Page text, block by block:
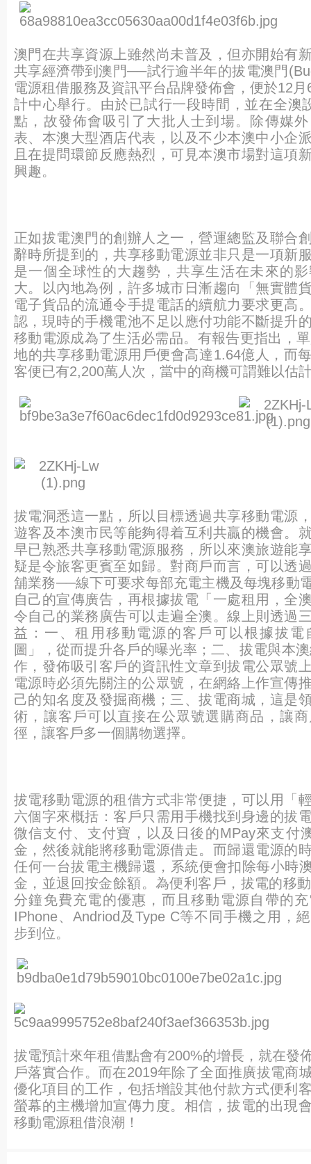
澳門在共享資源上雖然尚未普及，但亦開始有
共享經濟帶到澳門──試行逾半年的拔電澳門
電源租借服務及資訊平台品牌發佈會，便於12
計中心舉行。由於已試行一段時間，並在全澳
點，故發佈會吸引了大批人士到場。除傳媒
表、本澳大型酒店代表，以及不少本澳中小企
且在提問環節反應熱烈，可見本澳市場對這項
興趣。
正如拔電澳門的創辦人之一，營運總監及聯合
辭時所提到的，共享移動電源並非只是一項新
是一個全球性的大趨勢，共享生活在未來的
大。以內地為例，許多城市日漸趨向「無實體
電子貨品的流通令手提電話的續航力要求更高
認，現時的手機電池不足以應付功能不斷提升
移動電源成為了生活必需品。有報告更指出，
地的共享移動電源用戶便會高達1.64億人，而
客便已有2,200萬人次，當中的商機可謂難以估
拔電洞悉這一點，所以目標透過共享移動電源
遊客及本澳市民等能夠得着互利共贏的機會。
早已熟悉共享移動電源服務，所以來澳旅遊能
疑是令旅客更賓至如歸。對商戶而言，可以透
舖業務──線下可要求每部充電主機及每塊移動
自己的宣傳廣告，再根據拔電「一處租用，全
令自己的業務廣告可以走遍全澳。線上則透過
益：一、租用移動電源的客戶可以根據拔電
圖」，從而提升各戶的曝光率；二、拔電與本
作，發佈吸引客戶的資訊性文章到拔電公眾號
電源時必須先關注的公眾號，在網絡上作宣傳
己的知名度及發掘商機；三、拔電商城，這是
術，讓客戶可以直接在公眾號選購商品，讓
徑，讓客戶多一個購物選擇。
拔電移動電源的租借方式非常便捷，可以用「
六個字來概括：客戶只需用手機找到身邊的拔
微信支付、支付寶，以及日後的MPay來支付
金，然後就能將移動電源借走。而歸還電源的
任何一台拔電主機歸還，系統便會扣除每小時
金，並退回按金餘額。為便利客戶，拔電的移
分鐘免費充電的優惠，而且移動電源自帶的
IPhone、Andriod及Type C等不同手機之用，
步到位。
拔電預計來年租借點會有200%的增長，就在發
戶落實合作。而在2019年除了全面推廣拔電商
優化項目的工作，包括增設其他付款方式便利
螢幕的主機增加宣傳力度。相信，拔電的出現
移動電源租借浪潮！